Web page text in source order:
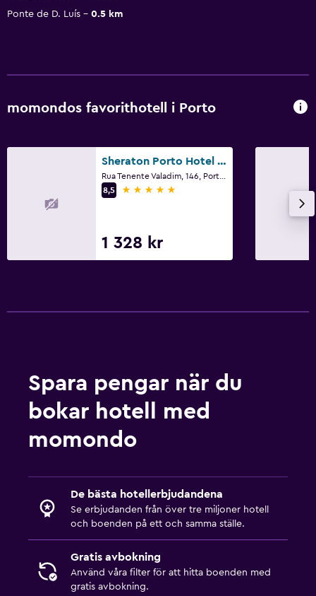
Ponte de D. Luís
0.5 km
momondos favorithotell i Porto
Sheraton Porto Hotel & Spa
8,5
5 stjärnor
1 328 kr
Spara pengar när du
bokar hotell med
momondo
De bästa hotellerbjudandena
Se erbjudanden från över tre miljoner hotell
och boenden på ett och samma ställe.
Gratis avbokning
Använd våra filter för att hitta boenden med
gratis avbokning.